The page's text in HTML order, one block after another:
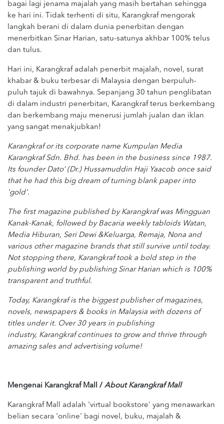
bagai lagi jenama majalah yang masih bertahan sehingga
ke hari ini. Tidak terhenti di situ, Karangkraf mengorak
langkah berani di dalam dunia penerbitan dengan
menerbitkan Sinar Harian, satu-satunya akhbar 100% telus
dan tulus.
Hari ini, Karangkraf adalah penerbit majalah, novel, surat
khabar & buku terbesar di Malaysia dengan berpuluh-
puluh tajuk di bawahnya. Sepanjang 30 tahun penglibatan
di dalam industri penerbitan, Karangkraf terus berkembang
dan berkembang maju menerusi jumlah jualan dan iklan
yang sangat menakjubkan!
Karangkraf or its corporate name Kumpulan Media
Karangkraf Sdn. Bhd. has been in the business since 1987.
Its founder Dato’ (Dr.) Hussamuddin Haji Yaacob once said
that he had this big dream of turning blank paper into
'gold'.
The first magazine published by Karangkraf was Mingguan
Kanak-Kanak, followed by Bacaria weekly tabloids Watan,
Media Hiburan, Seri Dewi &Keluarga, Remaja, Nona and
various other magazine brands that still survive until today.
Not stopping there, Karangkraf took a bold step in the
publishing world by publishing Sinar Harian which is 100%
transparent and truthful.
Today, Karangkraf is the biggest publisher of magazines,
novels, newspapers & books in Malaysia with dozens of
titles under it. Over 30 years in publishing
industry, Karangkraf continues to grow and thrive through
amazing sales and advertising volume!
Mengenai Karangkraf Mall / About Karangkraf Mall
Karangkraf Mall adalah 'virtual bookstore' yang menawarkan
belian secara 'online' bagi novel, buku, majalah &